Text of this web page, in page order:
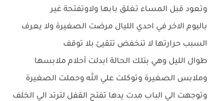
وتعود قبل المساء تغلق بابها ولاوتفتحة غير
باليوم الاخر في احدي الليال مرضت الصغيرة ولا يعرف
السبب حرارتها لا تنخفض تتقيئ بلا توقف
طوال الليل وهي بتلك الحالة ابدلت أحلام ملابسها
وملابس الصغيرة وتوكلت علي الله وحملت الصغيرة
وتوجهت الي الباب مدت يدها تفتح القفل لترتد الي الخلف